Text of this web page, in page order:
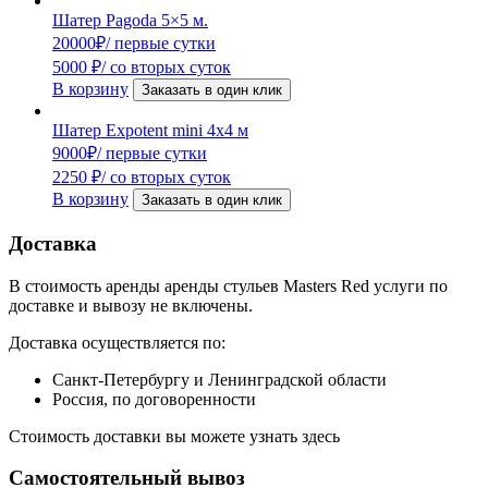
Шатер Pagoda 5×5 м.
20000₽/ первые сутки
5000 ₽/ со вторых суток
В корзину
Заказать в один клик
Шатер Expotent mini 4х4 м
9000₽/ первые сутки
2250 ₽/ со вторых суток
В корзину
Заказать в один клик
Доставка
В стоимость аренды аренды стульев Masters Red услуги по
доставке и вывозу не включены.
Доставка осуществляется по:
Санкт-Петербургу и Ленинградской области
Россия, по договоренности
Стоимость доставки вы можете узнать здесь
Самостоятельный вывоз